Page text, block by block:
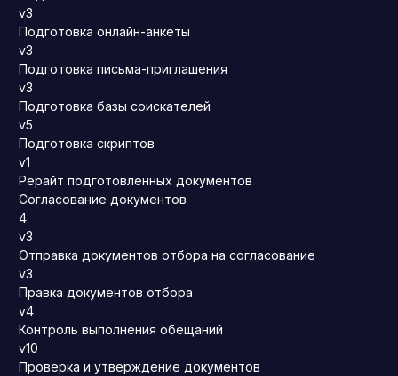
v3
Подготовка онлайн-анкеты
v3
Подготовка письма-приглашения
v3
Подготовка базы соискателей
v5
Подготовка скриптов
v1
Рерайт подготовленных документов
Согласование документов
4
v3
Отправка документов отбора на согласование
v3
Правка документов отбора
v4
Контроль выполнения обещаний
v10
Проверка и утверждение документов